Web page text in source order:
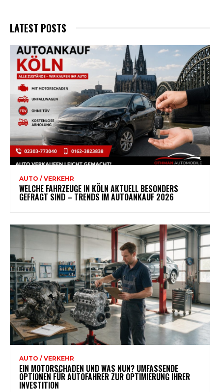
LATEST POSTS
AUTO / VERKEHR
WELCHE FAHRZEUGE IN KÖLN AKTUELL BESONDERS
GEFRAGT SIND – TRENDS IM AUTOANKAUF 2026
AUTO / VERKEHR
EIN MOTORSCHADEN UND WAS NUN? UMFASSENDE
OPTIONEN FÜR AUTOFAHRER ZUR OPTIMIERUNG IHRER
INVESTITION